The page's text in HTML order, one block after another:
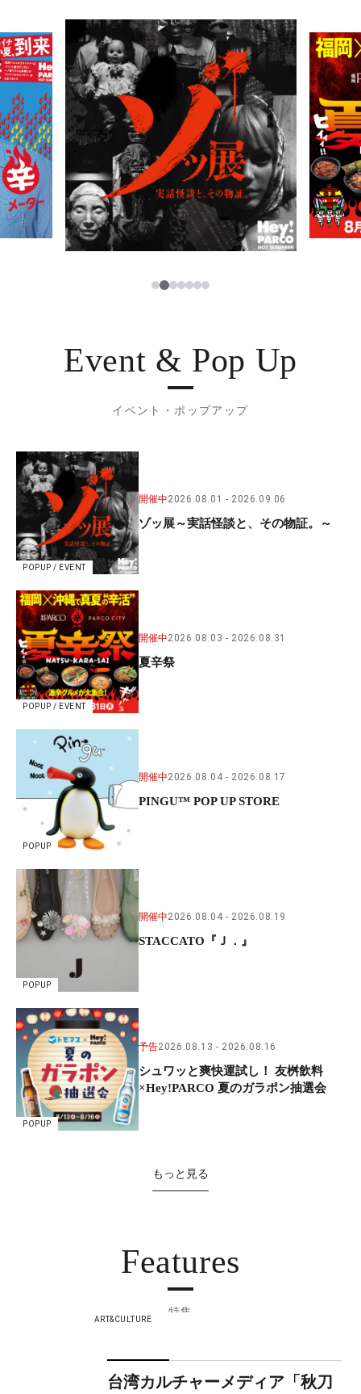
PARCOメンバーズ
123456
Event & Pop Up
イベント・ポップアップ
POPUP / EVENT
開催中2026.08.01 2026.09.06
ゾッ展～実話怪談と、その物証。～
POPUP / EVENT
開催中2026.08.03 2026.08.31
夏辛祭
POPUP
開催中2026.08.04 2026.08.17
PINGU™ POP UP STORE
POPUP
開催中2026.08.04 2026.08.19
STACCATO『Ｊ．』
POPUP
予告2026.08.13 2026.08.16
シュワッと爽快運試し！ 友桝飲料
×Hey!PARCO 夏のガラポン抽選会
もっと見る
Features
特集
ART&CULTURE
台湾カルチャーメディア「秋刀